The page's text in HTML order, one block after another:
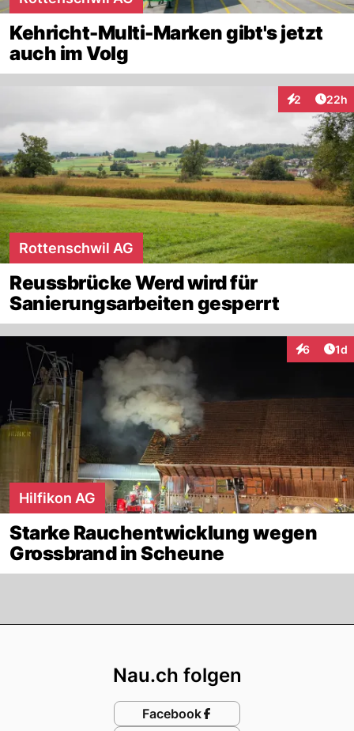
Kehricht-Multi-Marken gibt's jetzt
auch im Volg
2
Interaktionen
22h
Rottenschwil AG
Reussbrücke Werd wird für
Sanierungsarbeiten gesperrt
6 1d
Hilfikon AG
Starke Rauchentwicklung wegen
Grossbrand in Scheune
Nau.ch folgen
Facebook